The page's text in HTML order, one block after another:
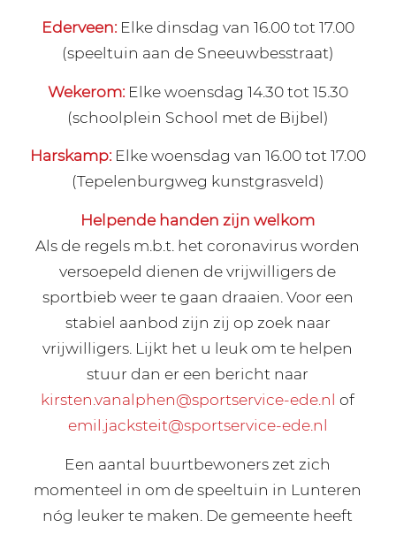
Ederveen:Elke dinsdag van 16.00 tot 17.00
(speeltuin aan de Sneeuwbesstraat)
Wekerom:Elke woensdag 14.30 tot 15.30
(schoolplein School met de Bijbel)
Harskamp:Elke woensdag van 16.00 tot 17.00
(Tepelenburgweg kunstgrasveld)
Helpende handen zijn welkom
Als de regels m.b.t. het coronavirus worden
versoepeld dienen de vrijwilligers de
sportbieb weer te gaan draaien. Voor een
stabiel aanbod zijn zij op zoek naar
vrijwilligers. Lijkt het u leuk om te helpen
stuur dan er een bericht naar
kirsten.vanalphen@sportservice-ede.nl of
emil.jacksteit@sportservice-ede.nl
Een aantal buurtbewoners zet zich
momenteel in om de speeltuin in Lunteren
nóg leuker te maken. De gemeente heeft